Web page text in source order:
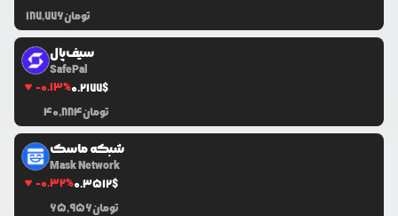
187,776تومان
سیف‌پال
SafePal
-0.13%0.2177$
40,884تومان
شبکه ماسک
Mask Network
-0.32%0.3512$
65,956تومان